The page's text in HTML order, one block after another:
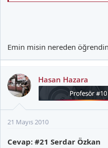
Emin misin nereden
Hasan Hazara
21 Mayıs 2010
Cevap: #21 Serdar Özkan